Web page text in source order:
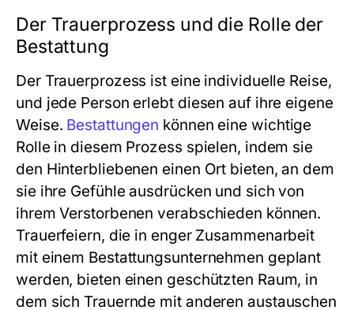
Der Trauerprozess und die Rolle der
Bestattung
Der Trauerprozess ist eine individuelle Reise,
und jede Person erlebt diesen auf ihre eigene
Weise. Bestattungen können eine wichtige
Rolle in diesem Prozess spielen, indem sie
den Hinterbliebenen einen Ort bieten, an dem
sie ihre Gefühle ausdrücken und sich von
ihrem Verstorbenen verabschieden können.
Trauerfeiern, die in enger Zusammenarbeit
mit einem Bestattungsunternehmen geplant
werden, bieten einen geschützten Raum, in
dem sich Trauernde mit anderen austauschen